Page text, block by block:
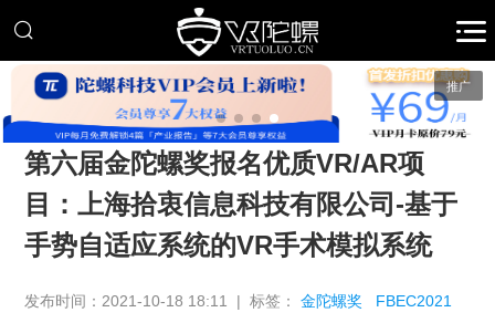
推广
第六届金陀螺奖报名优质VR/AR项
目：上海拾衷信息科技有限公司-基于
手势自适应系统的VR手术模拟系统
发布时间：2021-10-18 18:11 | 标签：金陀螺奖 FBEC2021